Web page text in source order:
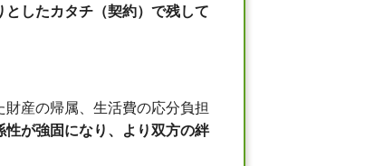
としたカタチ（契約）で残して
財産の帰属、生活費の応分負担
性が強固になり、より双方の絆